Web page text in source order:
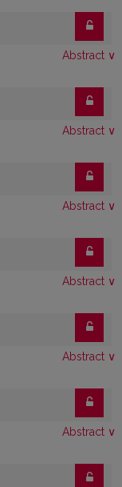
Abstract ∨
Abstract ∨
Abstract ∨
Abstract ∨
Abstract ∨
Abstract ∨